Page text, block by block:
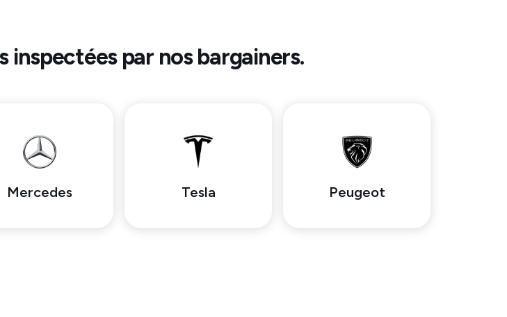
inspectées par nos bargainers.
Mercedes Tesla Peugeot